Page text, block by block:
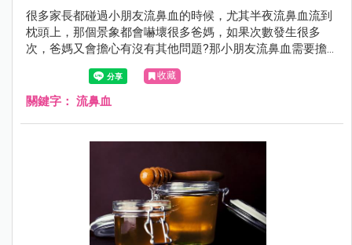
很多家長都碰過小朋友流鼻血的時候，尤其半夜流鼻血流到
枕頭上，那個景象都會嚇壞很多爸媽，如果次數發生很多
次，爸媽又會擔心有沒有其他問題?那小朋友流鼻血需要擔
心什麼呢?那時後需要看醫師呢？
收藏
關鍵字： 流鼻血